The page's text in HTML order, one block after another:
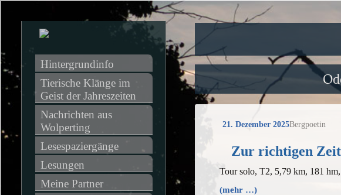
21. Dezember 2025Bergpoetin
Zur richtigen
Tour solo, T2, 5,79 km, 181
(mehr …)
Hintergrundinfo
Tierische Klänge im
Geist der Jahreszeiten
Nachrichten aus
Wolperting
Lesespaziergänge
Lesungen
Meine Partner